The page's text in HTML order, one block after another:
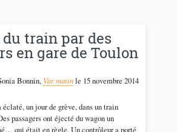
train par des
en gare de Toulon
Bonnin, Var matinle 15 novembre 2014
éclaté, un jour de grève, dans un train
passagers ont éjecté du wagon un